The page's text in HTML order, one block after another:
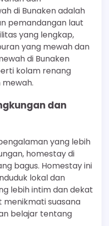
di Bunaken adalah
pemandangan laut
yang lengkap,
yang mewah dan
di Bunaken
kolam renang
dan
yang lebih
homestay di
bagus. Homestay ini
lokal dan
lebih intim dan dekat
menikmati suasana
belajar tentang